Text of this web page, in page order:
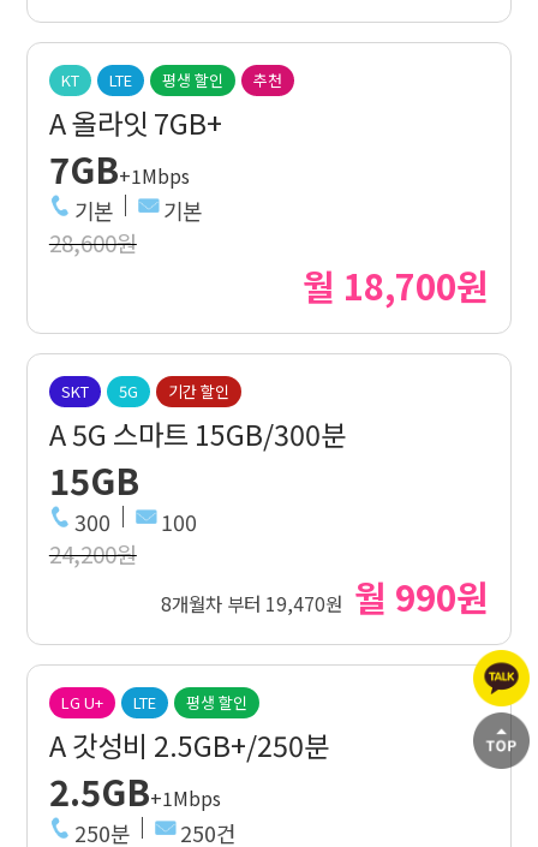
KT LTE 평생 할인 추천
A 올라잇 7GB+
7GB+1Mbps
기본 기본
28,600원
월 18,700원
SKT 5G 기간 할인
A 5G 스마트 15GB/300분
15GB
300 100
24,200원
8개월차 부터 19,470원 월 990원
LG U+ LTE 평생 할인
A 갓성비 2.5GB+/250분
2.5GB+1Mbps
250분 250건